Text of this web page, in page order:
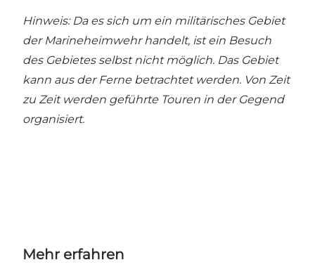
Hinweis: Da es sich um ein militärisches Gebiet
der Marineheimwehr handelt, ist ein Besuch
des Gebietes selbst nicht möglich. Das Gebiet
kann aus der Ferne betrachtet werden. Von Zeit
zu Zeit werden geführte Touren in der Gegend
organisiert.
Mehr erfahren